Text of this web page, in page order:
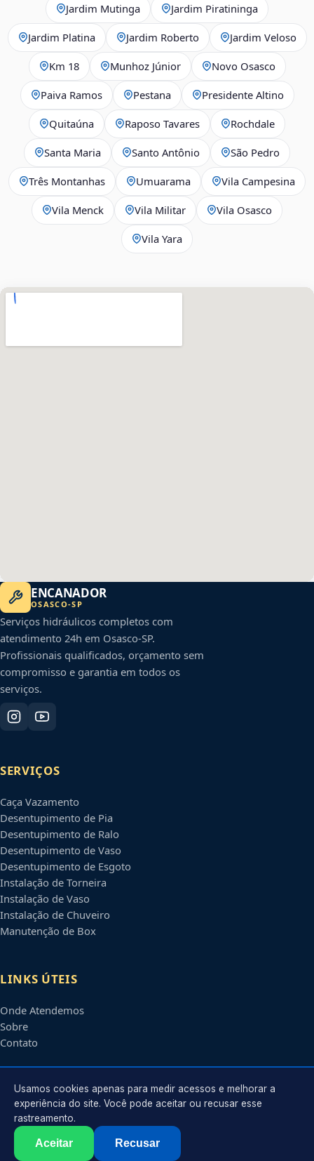
Jardim Mutinga Jardim Piratininga
Jardim Platina Jardim Roberto Jardim Veloso
Km 18 Munhoz Júnior Novo Osasco
Paiva Ramos Pestana Presidente Altino
Quitaúna Raposo Tavares Rochdale
Santa Maria Santo Antônio São Pedro
Três Montanhas Umuarama Vila Campesina
Vila Menck Vila Militar Vila Osasco
Vila Yara
ENCANADOR
OSASCO-SP
Serviços hidráulicos completos com
atendimento 24h em Osasco-SP.
Profissionais qualificados, orçamento sem
compromisso e garantia em todos os
serviços.
SERVIÇOS
Caça Vazamento
Desentupimento de Pia
Desentupimento de Ralo
Desentupimento de Vaso
Desentupimento de Esgoto
Instalação de Torneira
Instalação de Vaso
Instalação de Chuveiro
Manutenção de Box
LINKS ÚTEIS
Onde Atendemos
Sobre
Contato
CONTATO
Atendimento em
contato@encanadoremosasco.com.br
2026 Encanador emOsasco . Todos os direitos reservados.
Usamos cookies apenas para medir acessos e melhorar a
experiência do site. Você pode aceitar ou recusar esse
rastreamento.
Aceitar Recusar